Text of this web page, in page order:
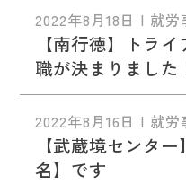
2022年8月18日 | 就労
【南行徳】トラ
職が決まりました
2022年8月16日 | 就労
【武蔵境センタ
名】です